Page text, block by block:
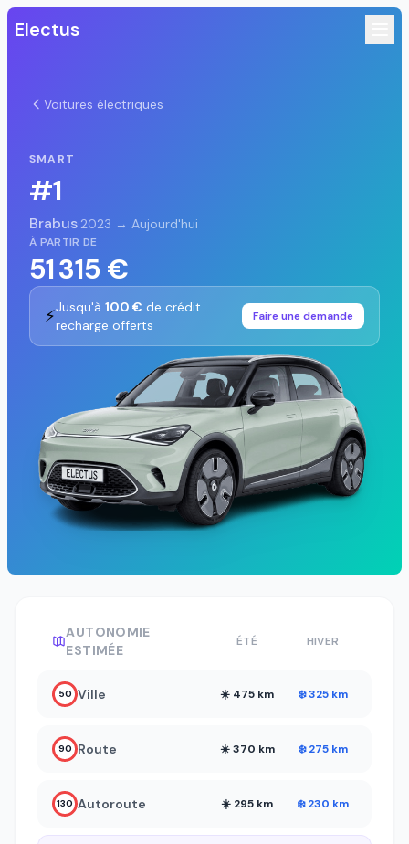
Electus
Voitures électriques
SMART
#1
Brabus·2023 → Aujourd'hui
À PARTIR DE
51 315 €
⚡Jusqu'à 100 € de crédit
recharge offerts
Faire une demande
AUTONOMIE
ESTIMÉE
ÉTÉ HIVER
50 Ville ☀️ 475 km ❄️ 325 km
90 Route ☀️ 370 km ❄️ 275 km
130 Autoroute ☀️ 295 km ❄️ 230 km